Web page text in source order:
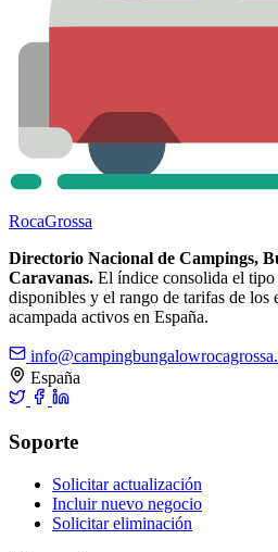
RocaGrossa
Directorio Nacional de Campings,
Caravanas. El índice consolida el
disponibles y el rango de tarifas de los
acampada activos en España.
España
Soporte
Solicitar actualización
Incluir nuevo negocio
Solicitar eliminación